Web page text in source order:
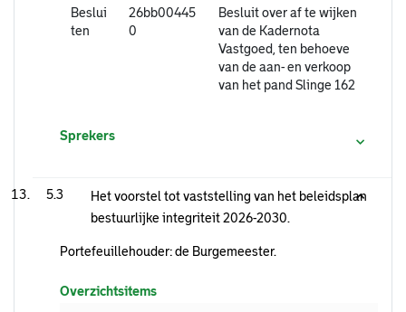
Beslui
ten
26bb00445
0
Besluit over af te wijken
van de Kadernota
Vastgoed, ten behoeve
van de aan- en verkoop
van het pand Slinge 162
Sprekers
5.3
Het voorstel tot vaststelling van het beleidsplan
bestuurlijke integriteit 2026-2030.
Portefeuillehouder: de Burgemeester.
Overzichtsitems